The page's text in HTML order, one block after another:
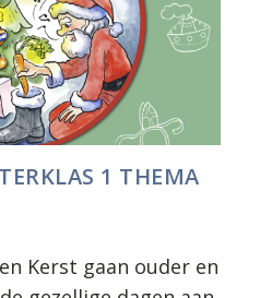
1 THEMA
Kerst gaan ouder en